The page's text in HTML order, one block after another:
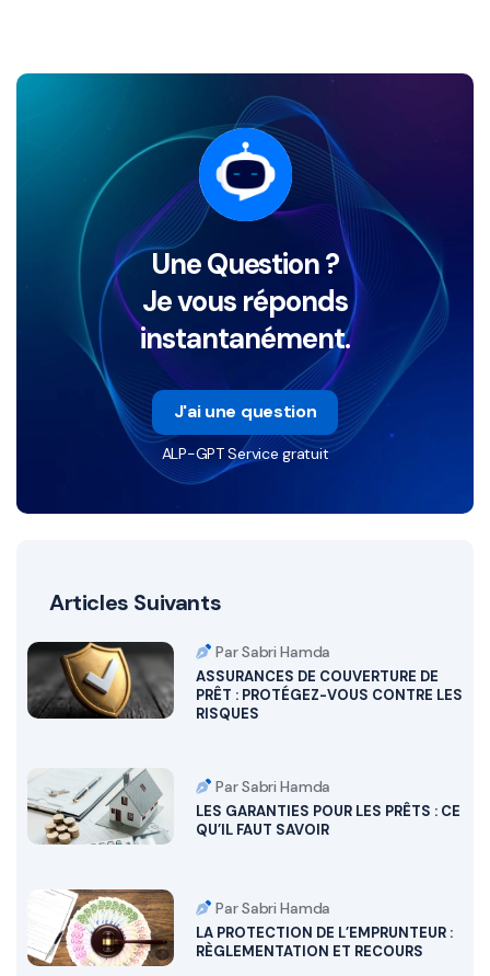
Une Question ?
Je vous réponds
instantanément.
J'ai une question
ALP-GPT Service gratuit
Articles Suivants
Par Sabri Hamda
ASSURANCES DE COUVERTURE DE
PRÊT : PROTÉGEZ-VOUS CONTRE LES
RISQUES
Par Sabri Hamda
LES GARANTIES POUR LES PRÊTS : CE
QU’IL FAUT SAVOIR
Par Sabri Hamda
LA PROTECTION DE L’EMPRUNTEUR :
RÈGLEMENTATION ET RECOURS